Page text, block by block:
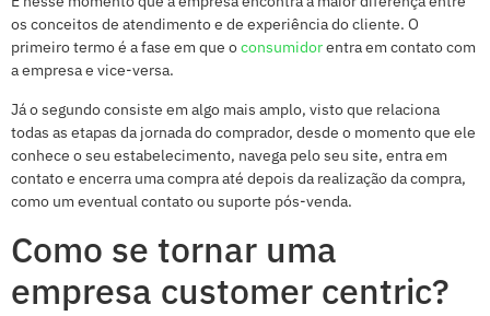
os conceitos de atendimento e de experiência do cliente. O
primeiro termo é a fase em que oconsumidorentra em contato com
a empresa e vice-versa.
Já o segundo consiste em algo mais amplo, visto que relaciona
todas as etapas da jornada do comprador, desde o momento que ele
conhece o seu estabelecimento, navega pelo seu site, entra em
contato e encerra uma compra até depois da realização da compra,
como um eventual contato ou suporte pós-venda.
Como se tornar uma
empresa customer centric?